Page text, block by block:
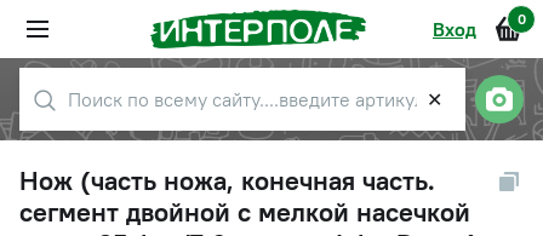
Вход 0
✕
Нож (часть ножа, конечная часть.
сегмент двойной с мелкой насечкой